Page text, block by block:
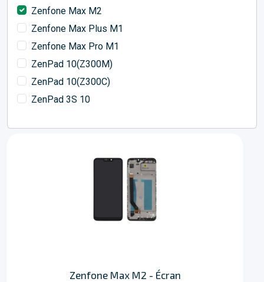
Zenfone Max M2
Zenfone Max Plus M1
Zenfone Max Pro M1
ZenPad 10(Z300M)
ZenPad 10(Z300C)
ZenPad 3S 10
Zenfone Max M2 - Écran